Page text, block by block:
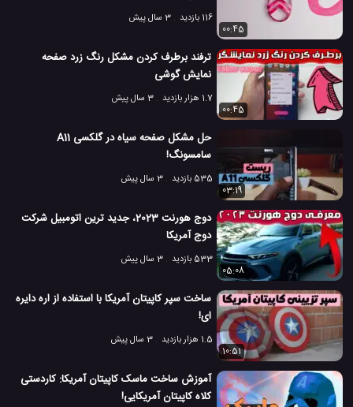
116 بازدید
3 سال پیش
00:45
ترفند برطرف کردن مشکل رنگ زرد صفحه
نمایش گوشی
1.7 هزار بازدید
3 سال پیش
00:45
حل مشکل صفحه سیاه در گلکسی A11
سامسونگ!
535 بازدید
3 سال پیش
03:19
دوج هورنت 2023، جدید ترین اتومبیل شرکت
دوج آمریکا
533 بازدید
3 سال پیش
05:08
ساخت سپر کاپیتان آمریکا با استفاده از اره دایره
ای!
1.5 هزار بازدید
3 سال پیش
10:51
آموزش ساخت ماسک کاپیتان آمریکا: کاردستی
کلاه کاپیتان آمریکایی!